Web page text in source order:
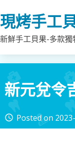
to
content
現烤手工
新鮮手工貝果-多款
新元兌令
access_time Posted on